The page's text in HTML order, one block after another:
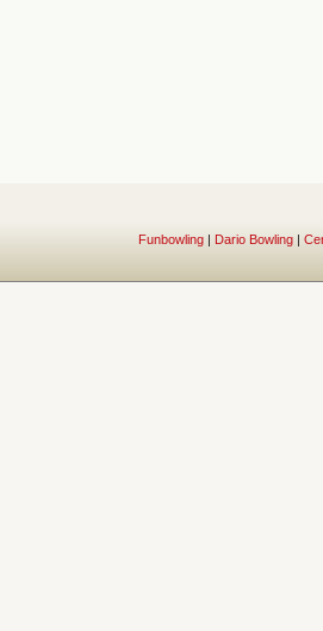
Funbowling | Dario Bowling |